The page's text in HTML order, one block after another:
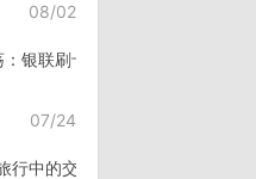
08/02
银联刷卡失败，却扣了钱
07/24
行中的交流，全都交给AI？